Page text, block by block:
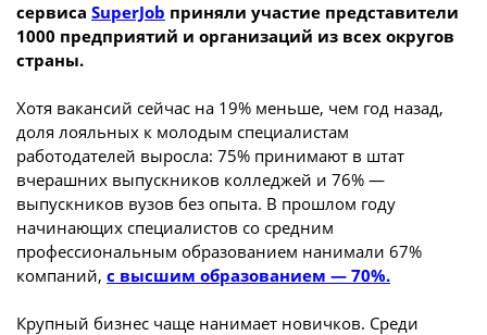
сервиса SuperJob приняли участие представители
1000 предприятий и организаций из всех округов
страны.
Хотя вакансий сейчас на 19% меньше, чем год назад,
доля лояльных к молодым специалистам
работодателей выросла: 75% принимают в штат
вчерашних выпускников колледжей и 76% —
выпускников вузов без опыта. В прошлом году
начинающих специалистов со средним
профессиональным образованием нанимали 67%
компаний, с высшим образованием — 70%.
Крупный бизнес чаще нанимает новичков. Среди